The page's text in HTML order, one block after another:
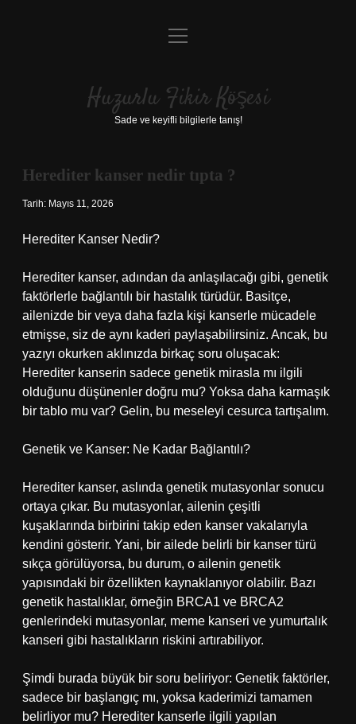
Anasayfa
Yasal Uyarı
menüyü
Huzurlu Fikir Köşesi
Sade ve keyifli bilgilerle tanış!
Herediter kanser nedir tıpta ?
Tarih: Mayıs 11, 2026
Herediter Kanser Nedir?
Herediter kanser, adından da anlaşılacağı gibi, genetik
faktörlerle bağlantılı bir hastalık türüdür. Basitçe,
ailenizde bir veya daha fazla kişi kanserle mücadele
etmişse, siz de aynı kaderi paylaşabilirsiniz. Ancak, bu
yazıyı okurken aklınızda birkaç soru oluşacak:
Herediter kanserin sadece genetik mirasla mı ilgili
olduğunu düşünenler doğru mu? Yoksa daha karmaşık
bir tablo mu var? Gelin, bu meseleyi cesurca tartışalım.
Genetik ve Kanser: Ne Kadar Bağlantılı?
Herediter kanser, aslında genetik mutasyonlar sonucu
ortaya çıkar. Bu mutasyonlar, ailenin çeşitli
kuşaklarında birbirini takip eden kanser vakalarıyla
kendini gösterir. Yani, bir ailede belirli bir kanser türü
sıkça görülüyorsa, bu durum, o ailenin genetik
yapısındaki bir özellikten kaynaklanıyor olabilir. Bazı
genetik hastalıklar, örneğin BRCA1 ve BRCA2
genlerindeki mutasyonlar, meme kanseri ve yumurtalık
kanseri gibi hastalıkların riskini artırabiliyor.
Şimdi burada büyük bir soru beliriyor: Genetik faktörler,
sadece bir başlangıç mı, yoksa kaderimizi tamamen
belirliyor mu? Herediter kanserle ilgili yapılan